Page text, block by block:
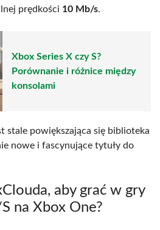
prędkości 10 Mb/s.
Xbox Series X czy S?
Porównanie i różnice między
konsolami
stale powiększająca się biblioteka
nowe i fascynujące tytuły do
aby grać w gry
na Xbox One?